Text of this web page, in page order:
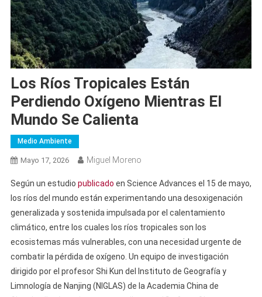
Los Ríos Tropicales Están
Perdiendo Oxígeno Mientras El
Mundo Se Calienta
Medio Ambiente
Mayo 17, 2026 Miguel Moreno
Según un estudio publicado en Science Advances el 15 de mayo,
los ríos del mundo están experimentando una desoxigenación
generalizada y sostenida impulsada por el calentamiento
climático, entre los cuales los ríos tropicales son los
ecosistemas más vulnerables, con una necesidad urgente de
combatir la pérdida de oxígeno. Un equipo de investigación
dirigido por el profesor Shi Kun del Instituto de Geografía y
Limnología de Nanjing (NIGLAS) de la Academia China de